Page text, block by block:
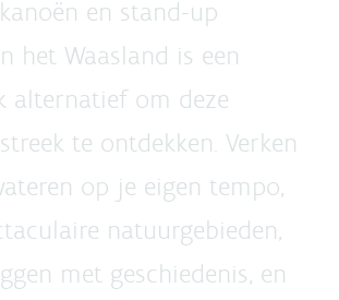
en stand-up
het Waasland is een
alternatief om deze
te ontdekken. Verken
op je eigen tempo,
natuurgebieden,
met geschiedenis, en